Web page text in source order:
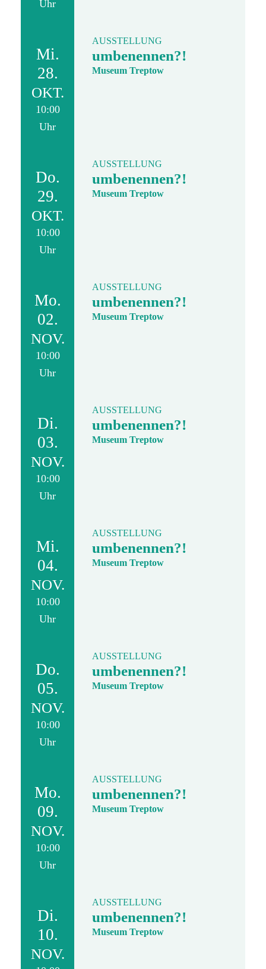
Uhr
Mi.
28.
OKT.
10:00
Uhr
AUSSTELLUNG
umbenennen?!
Museum Treptow
Do.
29.
OKT.
10:00
Uhr
AUSSTELLUNG
umbenennen?!
Museum Treptow
Mo.
02.
NOV.
10:00
Uhr
AUSSTELLUNG
umbenennen?!
Museum Treptow
Di.
03.
NOV.
10:00
Uhr
AUSSTELLUNG
umbenennen?!
Museum Treptow
Mi.
04.
NOV.
10:00
Uhr
AUSSTELLUNG
umbenennen?!
Museum Treptow
Do.
05.
NOV.
10:00
Uhr
AUSSTELLUNG
umbenennen?!
Museum Treptow
Mo.
09.
NOV.
10:00
Uhr
AUSSTELLUNG
umbenennen?!
Museum Treptow
Di.
10.
NOV.
AUSSTELLUNG
umbenennen?!
Museum Treptow